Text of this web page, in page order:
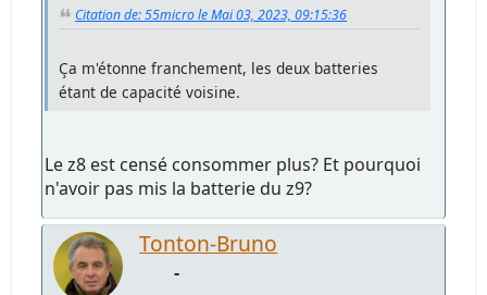
Citation de: 55micro le Mai 03, 2023, 09:15:36
Ça m'étonne franchement, les deux batteries
étant de capacité voisine.
Le z8 est censé consommer plus? Et pourquoi
n'avoir pas mis la batterie du z9?
Tonton-Bruno
-